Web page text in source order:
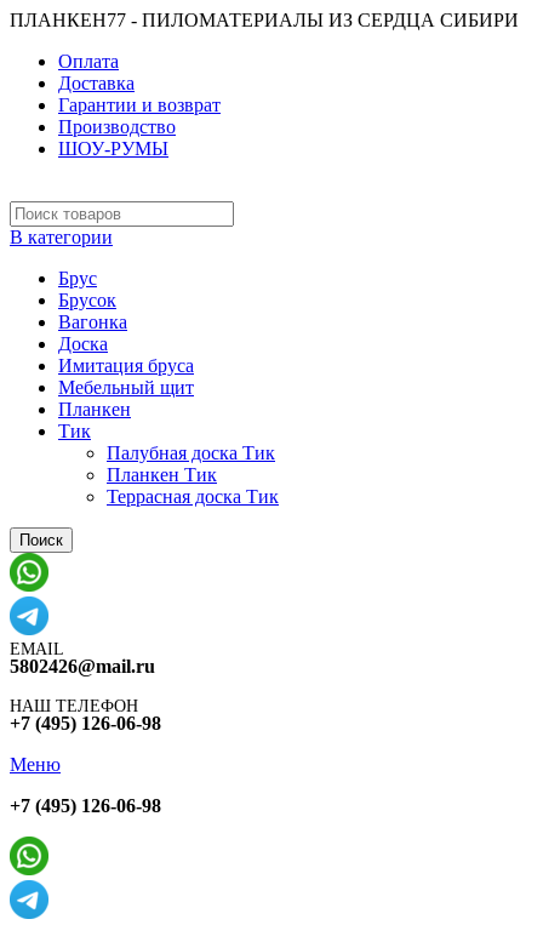
ПЛАНКЕН77 - ПИЛОМАТЕРИАЛЫ ИЗ СЕРДЦА СИБИРИ
Оплата
Доставка
Гарантии и возврат
Производство
ШОУ-РУМЫ
В категории
Брус
Брусок
Вагонка
Доска
Имитация бруса
Мебельный щит
Планкен
Тик
Палубная доска Тик
Планкен Тик
Террасная доска Тик
Поиск
EMAIL
5802426@mail.ru
НАШ ТЕЛЕФОН
+7 (495) 126-06-98
Меню
+7 (495) 126-06-98